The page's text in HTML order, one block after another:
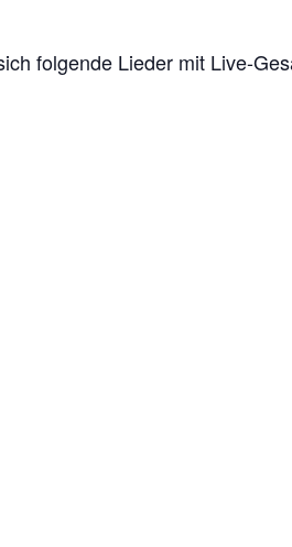
folgende Lieder mit Live-